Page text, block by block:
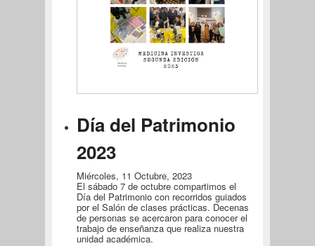
Día del Patrimonio
2023
Miércoles, 11 Octubre, 2023
El sábado 7 de octubre compartimos el
Día del Patrimonio con recorridos guiados
por el Salón de clases prácticas. Decenas
de personas se acercaron para conocer el
trabajo de enseñanza que realiza nuestra
unidad académica.